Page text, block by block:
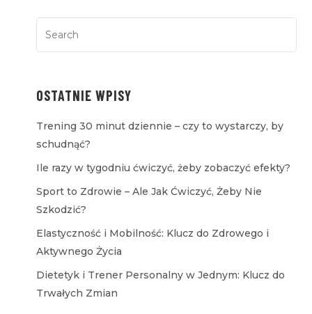
OSTATNIE WPISY
Trening 30 minut dziennie – czy to wystarczy, by
schudnąć?
Ile razy w tygodniu ćwiczyć, żeby zobaczyć efekty?
Sport to Zdrowie – Ale Jak Ćwiczyć, Żeby Nie
Szkodzić?
Elastyczność i Mobilność: Klucz do Zdrowego i
Aktywnego Życia
Dietetyk i Trener Personalny w Jednym: Klucz do
Trwałych Zmian